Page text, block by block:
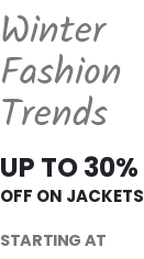
Winter
Fashion
Trends
UP TO 30%
OFF ON JACKETS
STARTING AT